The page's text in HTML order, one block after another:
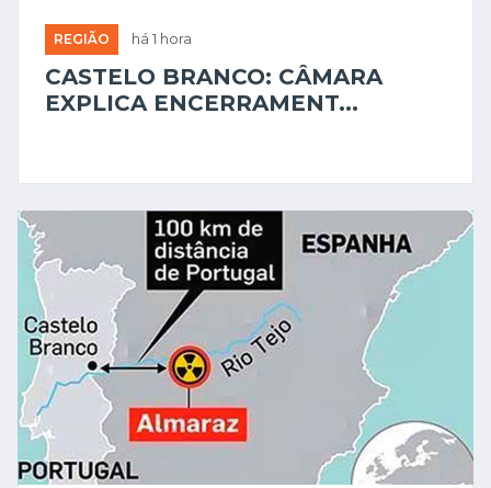
REGIÃO há 1 hora
CASTELO BRANCO: CÂMARA
EXPLICA ENCERRAMENT...